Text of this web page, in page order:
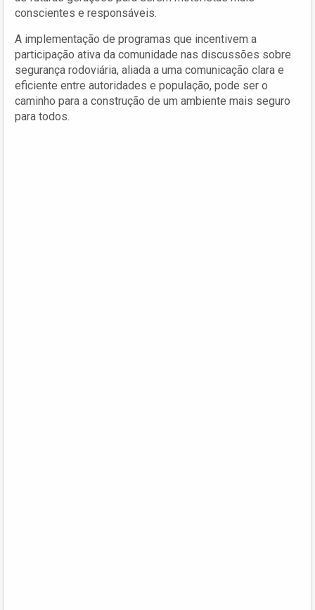
conscientes e responsáveis.
A implementação de programas que incentivem a
participação ativa da comunidade nas discussões sobre
segurança rodoviária, aliada a uma comunicação clara e
eficiente entre autoridades e população, pode ser o
caminho para a construção de um ambiente mais seguro
para todos.